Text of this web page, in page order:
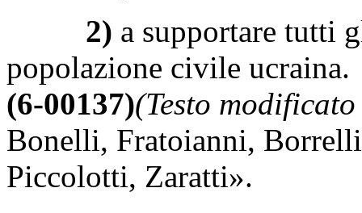
2) a supportare tutti
popolazione civile ucraina.
(6-00137)(Testo
Bonelli, Fratoianni, Borrelli
Piccolotti, Zaratti».